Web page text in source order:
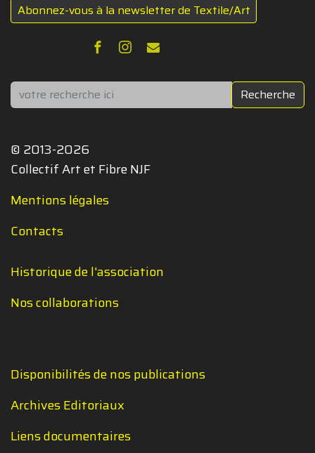
Abonnez-vous à la newsletter de Textile/Art
Rechercher Recherche
© 2013-2026
Collectif Art et Fibre NJF
Mentions légales
Contacts
Historique de l'association
Nos collaborations
Disponibilités de nos publications
Archives Editoriaux
Liens documentaires